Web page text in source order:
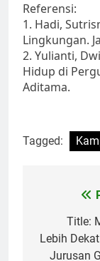
Referensi:
1. Hadi,
Lingkungan.
2. Yulianti,
Hidup di
Aditama.
Tagged:
Title:
Lebih
Jurusan